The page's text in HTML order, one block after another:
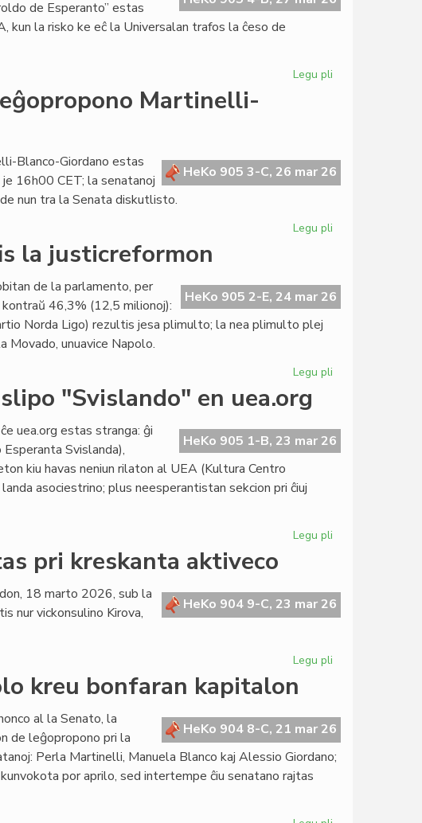
de Esperanto” estas
kun la risko ke eĉ la Universalan trafos la ĉeso de
Legu pli
pri
la
Martinelli-
HeKo 905 3-C, 26 mar 26
Blanco-Giordano estas
16h00 CET; la senatanoj
nun tra la Senata diskutlisto.
Legu pli
leĝopropono
Martinelli-
la justicreformon
HeKo 905 2-E, 24 mar 26
de la parlamento, per
46,3% (12,5 milionoj):
Norda Ligo) rezultis jesa plimulto; la nea plimulto plej
unuavice Napolo.
Legu pli
ne
ratifis
"Svislando" en uea.org
HeKo 905 1-B, 23 mar 26
uea.org estas stranga: ĝi
Svislanda),
kiu havas neniun rilaton al UEA (Kultura Centro
asociestrino; plus neesperantistan sekcion pri ĉiuj
Legu pli
pri
la
pri kreskanta aktiveco
HeKo 904 9-C, 23 mar 26
18 marto 2026, sub la
nur vickonsulino Kirova,
Legu pli
raportas
pri
kreskanta
kreu bonfaran kapitalon
HeKo 904 8-C, 21 mar 26
al la Senato, la
de leĝopropono pri la
Perla Martinelli, Manuela Blanco kaj Alessio Giordano;
por aprilo, sed intertempe ĉiu senatano rajtas